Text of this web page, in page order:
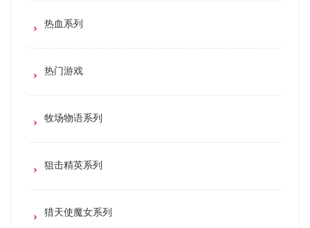
热血系列
热门游戏
牧场物语系列
狙击精英系列
猎天使魔女系列